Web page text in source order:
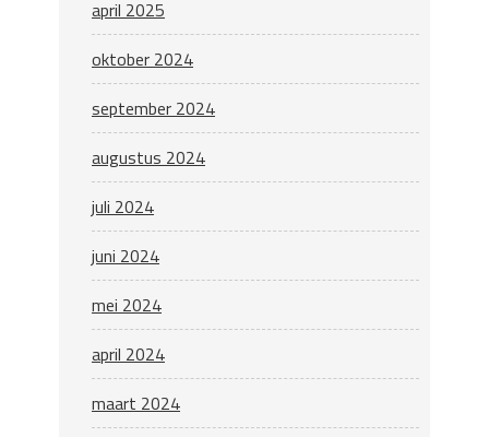
april 2025
oktober 2024
september 2024
augustus 2024
juli 2024
juni 2024
mei 2024
april 2024
maart 2024